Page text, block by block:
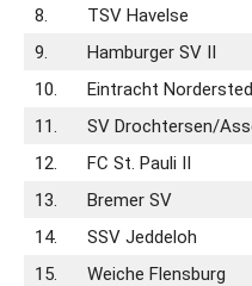
8.
TSV Havelse
9.
Hamburger SV II
10.
Eintracht
11.
SV Drochtersen/​
12.
FC St. Pauli II
13.
Bremer SV
14.
SSV Jeddeloh
15.
Weiche Flensburg